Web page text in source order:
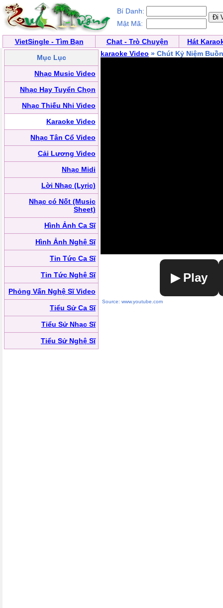
Bí Danh:
Mật Mã:
VietSingle - Tìm Bạn Chat - Trò Chuyện
Hát
Mục Lục
Nhạc Music Video
Nhạc Hay Tuyển Chọn
Nhạc Thiếu Nhi Video
Karaoke Video
Nhạc Tân Cổ Video
Cải Lương Video
Nhạc Midi
Lời Nhạc (Lyric)
Nhạc có Nốt (Music
Sheet)
Hình Ảnh Ca Sĩ
Hình Ảnh Nghệ Sĩ
Tin Tức Ca Sĩ
Tin Tức Nghệ Sĩ
Phỏng Vấn Nghệ Sĩ Video
Tiểu Sử Ca Sĩ
Tiểu Sử Nhạc Sĩ
Tiểu Sử Nghệ Sĩ
karaoke Video » Chút Kỷ Niệm
▶ Play
Source: www.youtube.com